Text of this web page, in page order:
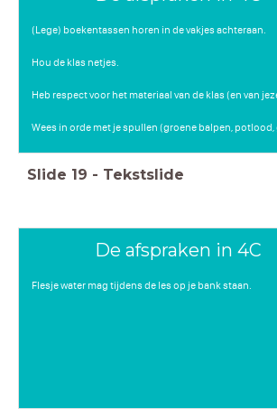
(Lege) boekentassen horen in de vakjes achteraan.
Hou de klas netjes.
Heb respect voor het materiaal van de klas (en van
Wees in orde met je spullen (groene balpen, potlood,
Slide 19 - Tekstslide
De afspraken in 4C
Flesje water mag tijdens de les op je bank staan.